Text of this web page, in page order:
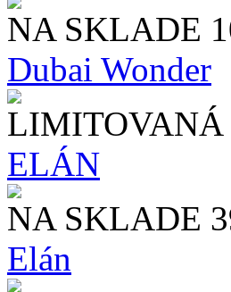
NA SKLADE
Dubai Wonder
ELÁN
NA SKLADE
Elán